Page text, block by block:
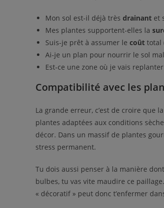
Mon sol est-il déjà très drainant et
Mes plantes supportent-elles la
Suis-je prêt à assumer le coût total
Ai-je un plan pour nourrir le sol
Est-ce une zone où je vais
Compatibilité avec les
La grande erreur, c’est de croire que la
plantes adaptées aux conditions
décor. Dans un massif de plantes
stress permanent.
Tu dois aussi penser à la manière
bulbes, tu vas vite maudire ce
« décoratif » peut donc t’enfermer